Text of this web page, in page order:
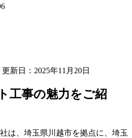
新日： 2025年11月20日
工事の魅力をご紹
は、埼玉県川越市を拠点に、埼玉